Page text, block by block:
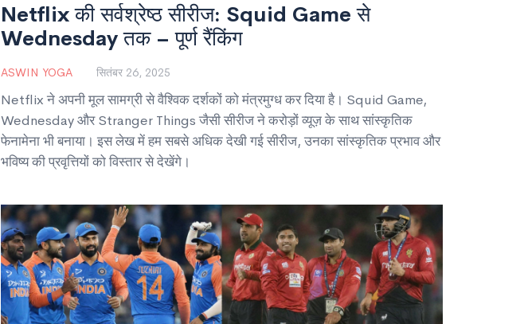
Netflix की सर्वश्रेष्ठ सीरीज: Squid Game से
Wednesday तक – पूर्ण रैंकिंग
ASWIN YOGA सितंबर 26, 2025
Netflix ने अपनी मूल सामग्री से वैश्विक दर्शकों को मंत्रमुग्ध कर दिया है। Squid Game,
Wednesday और Stranger Things जैसी सीरीज ने करोड़ों व्यूज़ के साथ सांस्कृतिक
फेनामेना भी बनाया। इस लेख में हम सबसे अधिक देखी गई सीरीज, उनका सांस्कृतिक प्रभाव और
भविष्य की प्रवृत्तियों को विस्तार से देखेंगे।